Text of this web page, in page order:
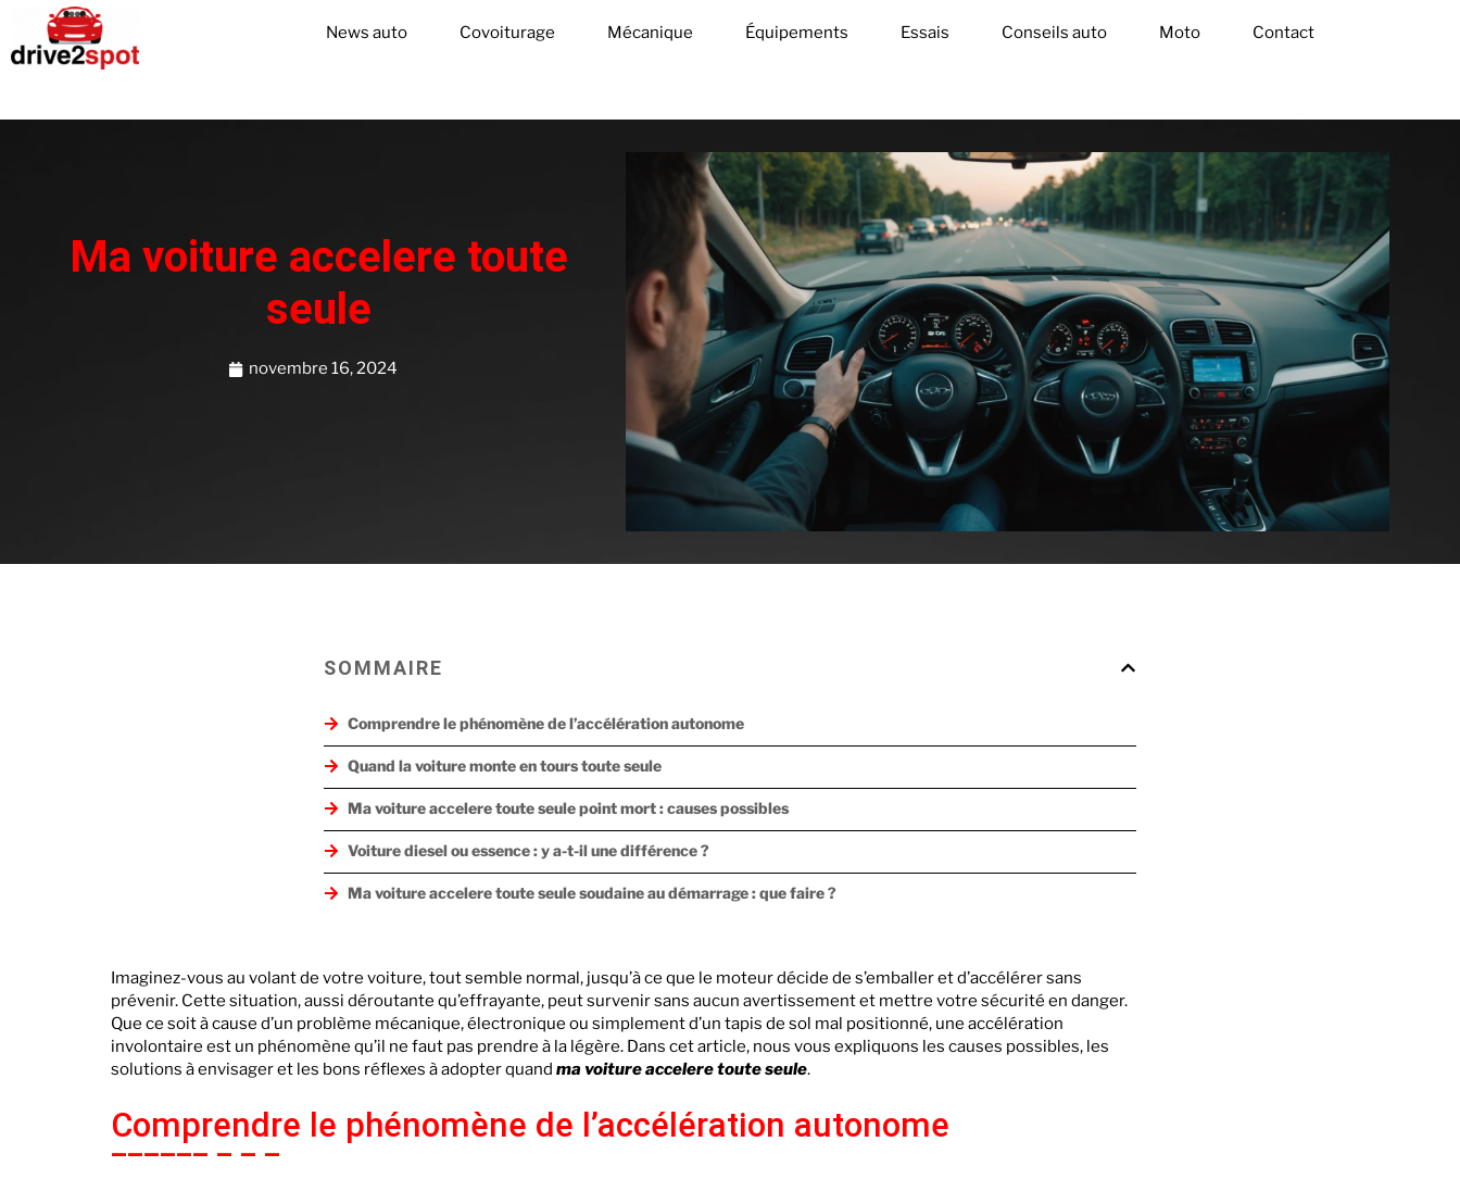
News auto Covoiturage Mécanique Équipements Essais Conseils auto Moto Contact
Ma voiture accelere toute
seule
novembre 16, 2024
SOMMAIRE
Comprendre le phénomène de l’accélération autonome
Quand la voiture monte en tours toute seule
Ma voiture accelere toute seule point mort : causes possibles
Voiture diesel ou essence : y a-t-il une différence ?
Ma voiture accelere toute seule soudaine au démarrage : que faire ?
Pourquoi ma ma voiture accelere toute seule alors qu’elle est à l’arrêt ?
Mon véhicule accélère en première : explications
Froid et accélération autonome : un lien possible ?
Solutions DIY avant de consulter un professionnel
Imaginez-vous au volant de votre voiture, tout semble normal, jusqu’à ce que le moteur décide de s’emballer et d’accélérer sans
prévenir. Cette situation, aussi déroutante qu’effrayante, peut survenir sans aucun avertissement et mettre votre sécurité en danger.
Que ce soit à cause d’un problème mécanique, électronique ou simplement d’un tapis de sol mal positionné, une accélération
involontaire est un phénomène qu’il ne faut pas prendre à la légère. Dans cet article, nous vous expliquons les causes possibles, les
solutions à envisager et les bons réflexes à adopter quand ma voiture accelere toute seule.
Comprendre le phénomène de l’accélération autonome